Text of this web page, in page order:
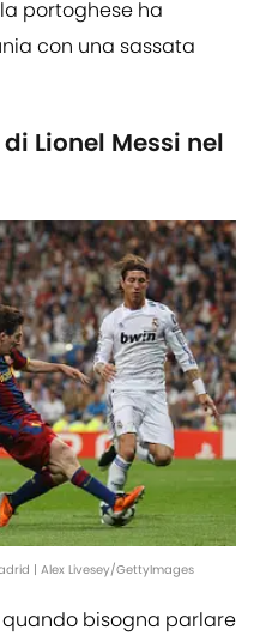
portoghese ha
con una sassata
Lionel Messi nel
| Alex Livesey/GettyImages
bisogna parlare